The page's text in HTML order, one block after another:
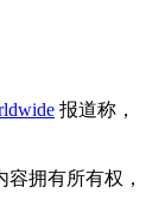
报道称，
拥有所有权，